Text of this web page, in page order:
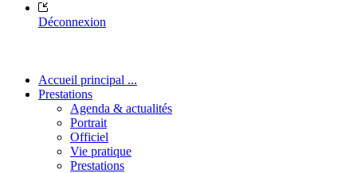
Déconnexion
Accueil principal ...
Prestations
Agenda & actualités
Portrait
Officiel
Vie pratique
Prestations